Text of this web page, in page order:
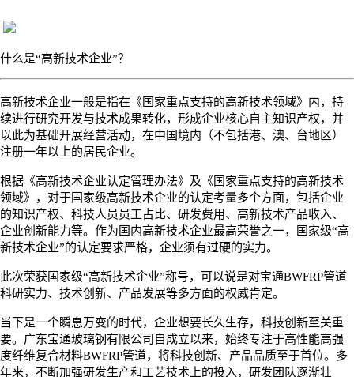
什么是“高新技术企业”？
高新技术企业一般是指在《国家重点支持的高新技术领域》内，持
续进行研究开发与技术成果转化，形成企业核心自主知识产权，并
以此为基础开展经营活动，在中国境内（不包括港、澳、台地区）
注册一年以上的居民企业。
根据《高新技术企业认定管理办法》及《国家重点支持的高新技术
领域》，对于国家级高新技术企业的认定考量多个方面，包括企业
的知识产权、科技人员员工占比、研发费用、高新技术产品收入、
企业创新能力等。作为国内高新技术企业最高荣誉之一，国家级“高
新技术企业”的认定要求严格，企业须有过硬的实力。
此次荣获国家级“高新技术企业”称号，可以说是对宝通BWFRP管道
科研实力、技术创新、产品发展等多方面的权威肯定。
当下是一个瞬息万变的时代，企业想要长久生存，科技创新至关重
要。广东宝通玻璃钢有限公司自成立以来，始终专注于高性能高强
度纤维复合材料BWFRP管道，将科技创新、产品品质至于首位。多
年来，不断加强研发生产和工艺技术上的投入，研发团队逐渐壮